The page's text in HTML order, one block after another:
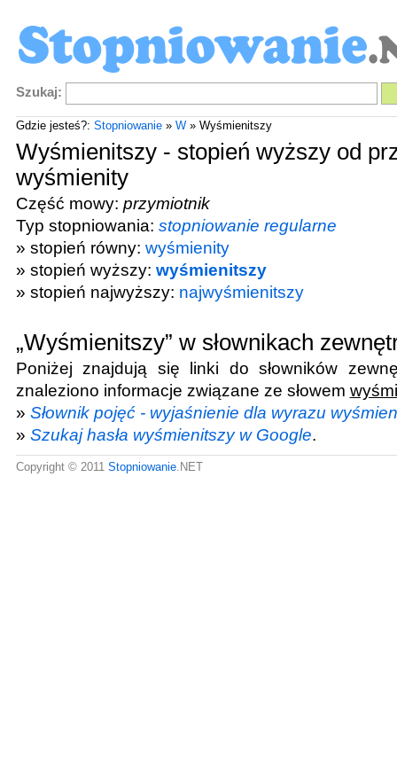
Szukaj:
Gdzie jesteś?: Stopniowanie» W» Wyśmienitszy
Wyśmienitszy - stopień wyższy od
wyśmienity
Część mowy: przymiotnik
Typ stopniowania: stopniowanie regularne
» stopień równy: wyśmienity
» stopień wyższy: wyśmienitszy
» stopień najwyższy: najwyśmienitszy
„Wyśmienitszy” w słownikach
Poniżej znajdują się linki do słowników
znaleziono informacje związane ze słowem
» Słownik pojęć - wyjaśnienie dla wyrazu
» Szukaj hasła wyśmienitszy w Google.
Copyright © 2011 Stopniowanie.NET